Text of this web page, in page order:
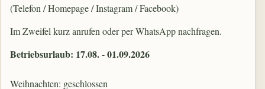
(Telefon / Homepage / Instagram / Facebook)
Im Zweifel kurz anrufen oder per WhatsApp nachfragen.
Betriebsurlaub: 17.08. - 01.09.2026
Weihnachten: geschlossen